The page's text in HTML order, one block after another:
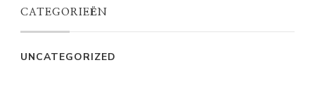
CATEGORIEËN
UNCATEGORIZED